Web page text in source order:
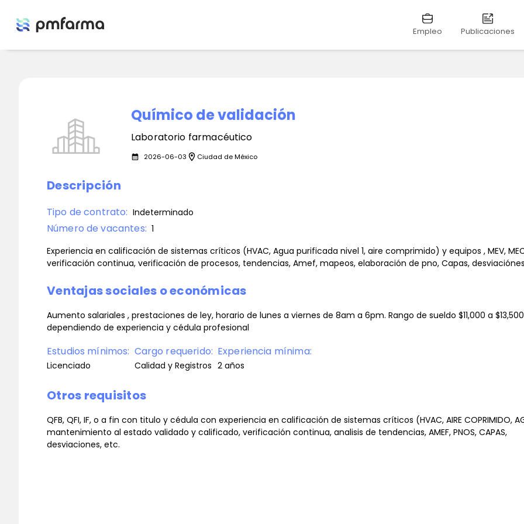
Empleo Publicaciones
Químico de validación
Laboratorio farmacéutico
calendar_month 2026-06-03 location_on Ciudad de México
Descripción
Tipo de contrato: Indeterminado
Número de vacantes: 1
Experiencia en calificación de sistemas críticos (HVAC, Agua purificada nivel 1, aire comprimido) y equipos , MEV,
verificación continua, verificación de procesos, tendencias, Amef, mapeos, elaboración de pno, Capas,
Ventajas sociales o económicas
Aumento salariales , prestaciones de ley, horario de lunes a viernes de 8am a 6pm. Rango de sueldo $11,000 a $13,500
dependiendo de experiencia y cédula profesional
Estudios mínimos:
Licenciado
Cargo requerido:
Calidad y Registros
Experiencia mínima:
2 años
Otros requisitos
QFB, QFI, IF, o a fin con titulo y cédula con experiencia en calificación de sistemas críticos (HVAC, AIRE COPRIMIDO,
mantenimiento al estado validado y calificado, verificación continua, analisis de tendencias, AMEF, PNOS, CAPAS,
desviaciones, etc.